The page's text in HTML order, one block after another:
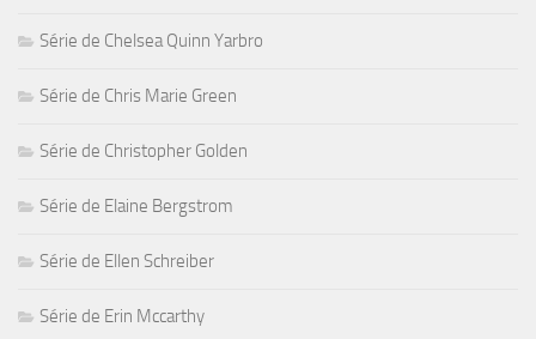
Série de Chelsea Quinn Yarbro
Série de Chris Marie Green
Série de Christopher Golden
Série de Elaine Bergstrom
Série de Ellen Schreiber
Série de Erin Mccarthy